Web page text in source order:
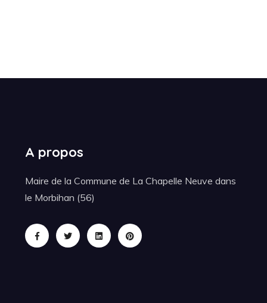
A propos
Maire de la Commune de La Chapelle Neuve dans
le Morbihan (56)